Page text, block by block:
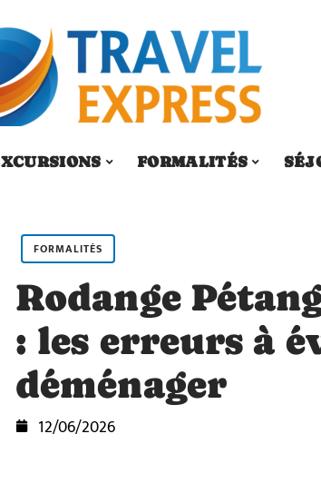
FORMALITÉS
FORMALITÉS
Rodange
: les erreurs à
déménager
12/06/2026